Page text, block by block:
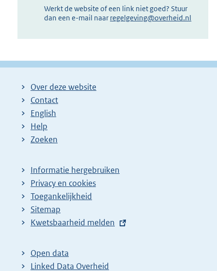
Werkt de website of een link niet goed? Stuur
dan een e-mail naar regelgeving@overheid.nl
Over deze website
Contact
English
Help
Zoeken
Informatie hergebruiken
Privacy en cookies
Toegankelijkheid
Sitemap
E
t
e
Kwetsbaarheid melden
Open data
Linked Data Overheid